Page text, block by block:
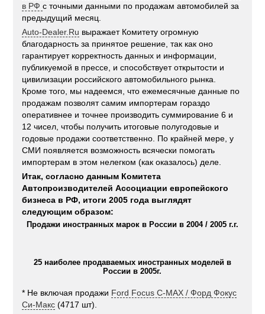
в РФс точными данными по продажам автомобилей за
предыдущий месяц.
Auto-Dealer.Ru выражает Комитету огромную
благодарность за принятое решение, так как оно
гарантирует корректность данных и информации,
публикуемой в прессе, и способствует открытости и
цивилизации российского автомобильного рынка.
Кроме того, мы надеемся, что ежемесячные данные по
продажам позволят самим импортерам гораздо
оперативнее и точнее производить суммирование 6 и
12 чисел, чтобы получить итоговые полугодовые и
годовые продажи соответственно. По крайней мере, у
СМИ появляется возможность всячески помогать
импортерам в этом нелегком (как оказалось) деле.
Итак, согласно данным Комитета
Автопроизводителей Ассоциации европейского
бизнеса в РФ, итоги 2005 года выглядят
следующим образом:
Продажи иностранных марок в России в 2004 / 2005 г.г.
25 наиболее продаваемых иностранных моделей в
России в 2005г.
* Не включая продажи Ford Focus C-MAX / Форд Фокус
Си-Макс (4717 шт).